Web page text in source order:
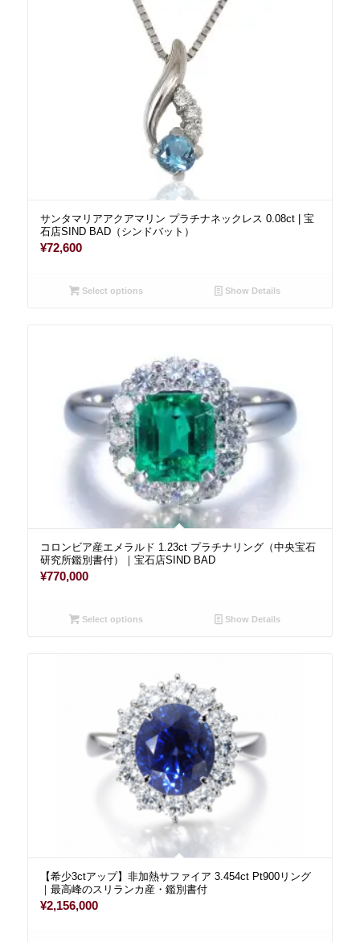
サンタマリアアクアマリン プラチナネックレス 0.08ct | 宝
石店SIND BAD（シンドバット）
¥72,600
Select options Show Details
コロンビア産エメラルド 1.23ct プラチナリング（中央宝石
研究所鑑別書付）｜宝石店SIND BAD
¥770,000
Select options Show Details
【希少3ctアップ】非加熱サファイア 3.454ct Pt900リング
｜最高峰のスリランカ産・鑑別書付
¥2,156,000